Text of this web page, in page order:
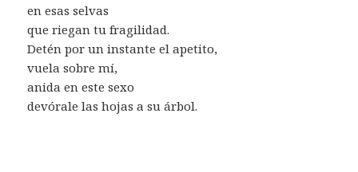
en esas selvas
que riegan tu fragilidad.
Detén por un instante el apetito,
vuela sobre mí,
anida en este sexo
devórale las hojas a su árbol.